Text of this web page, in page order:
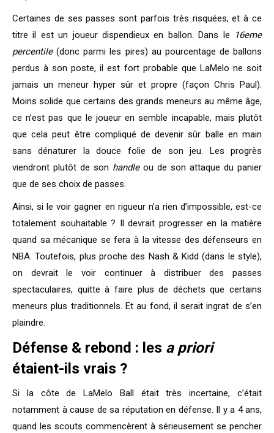
Certaines de ses passes sont parfois très risquées, et à ce
titre il est un joueur dispendieux en ballon. Dans le
16eme
percentile(donc parmi les pires) au pourcentage de ballons
perdus à son poste, il est fort probable que LaMelo ne soit
jamais un meneur hyper sûr et propre (façon Chris Paul).
Moins solide que certains des grands meneurs au même âge,
ce n’est pas que le joueur en semble incapable, mais plutôt
que cela peut être compliqué de devenir sûr balle en main
sans dénaturer la douce folie de son jeu. Les progrès
viendront plutôt de son handleou de son attaque du panier
que de ses choix de passes.
Ainsi, si le voir gagner en rigueur n’a rien d’impossible, est-ce
totalement souhaitable ? Il devrait progresser en la matière
quand sa mécanique se fera à la vitesse des défenseurs en
NBA. Toutefois, plus proche des Nash & Kidd (dans le style),
on devrait le voir continuer à distribuer des passes
spectaculaires, quitte à faire plus de déchets que certains
meneurs plus traditionnels. Et au fond, il serait ingrat de s’en
plaindre.
Défense & rebond : les a priori
étaient-ils vrais ?
Si la côte de LaMelo Ball était très incertaine, c’était
notamment à cause de sa réputation en défense. Il y a 4 ans,
quand les scouts commencèrent à sérieusement se pencher